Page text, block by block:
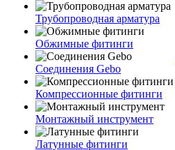
Трубопроводная арматура
Обжимные фитинги
Соединения Gebo
Компрессионные фитинги
Монтажный инструмент
Латунные фитинги